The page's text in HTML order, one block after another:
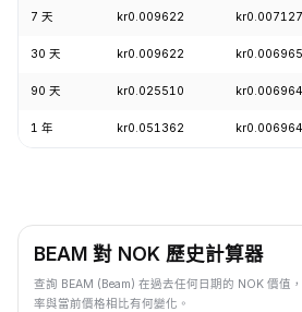
7 天 kr0.009622 kr0.007127
30 天 kr0.009622 kr0.006965
90 天 kr0.025510 kr0.006964
1 年 kr0.051362 kr0.006964
BEAM 對 NOK 歷史計算器
查詢 BEAM (Beam) 在過去任何日期的 NOK 價值
率與當前價格相比有何變化。